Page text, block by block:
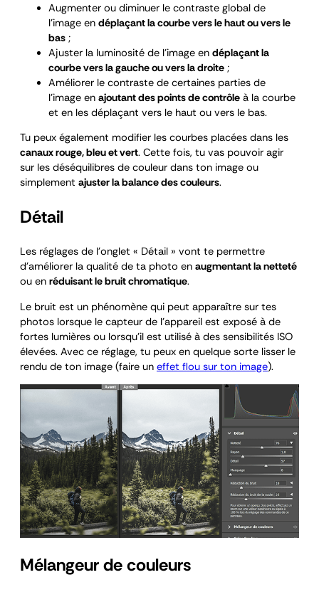
Augmenter ou diminuer le contraste global de
l’image en déplaçant la courbe vers le haut ou vers le
bas ;
Ajuster la luminosité de l’image en déplaçant la
courbe vers la gauche ou vers la droite ;
Améliorer le contraste de certaines parties de
l’image en ajoutant des points de contrôle à la courbe
et en les déplaçant vers le haut ou vers le bas.
Tu peux également modifier les courbes placées dans les
canaux rouge, bleu et vert. Cette fois, tu vas pouvoir agir
sur les déséquilibres de couleur dans ton image ou
simplement ajuster la balance des couleurs.
Détail
Les réglages de l’onglet « Détail » vont te permettre
d’améliorer la qualité de ta photo en augmentant la netteté
ou en réduisant le bruit chromatique.
Le bruit est un phénomène qui peut apparaître sur tes
photos lorsque le capteur de l’appareil est exposé à de
fortes lumières ou lorsqu’il est utilisé à des sensibilités ISO
élevées. Avec ce réglage, tu peux en quelque sorte lisser le
rendu de ton image (faire un effet flou sur ton image).
Mélangeur de couleurs